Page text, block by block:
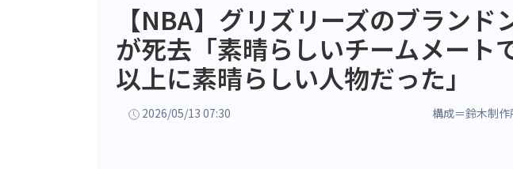
【NBA】グリズリーズのブランド
が死去「素晴らしいチームメート
以上に素晴らしい人物だった」
2026/05/13 07:30 構成＝鈴木制